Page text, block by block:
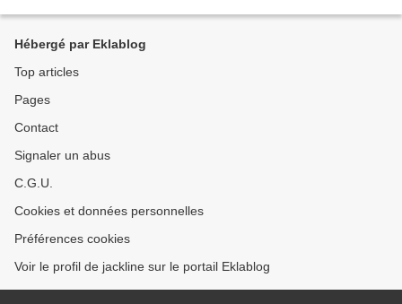
Hébergé par Eklablog
Top articles
Pages
Contact
Signaler un abus
C.G.U.
Cookies et données personnelles
Préférences cookies
Voir le profil de jackline sur le portail Eklablog